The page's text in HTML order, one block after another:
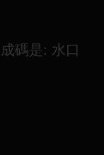
碼是: 水口